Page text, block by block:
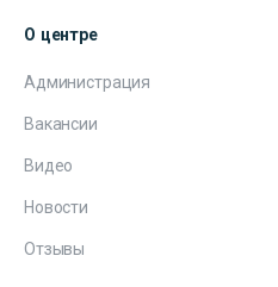
О центре
Администрация
Вакансии
Видео
Новости
Отзывы